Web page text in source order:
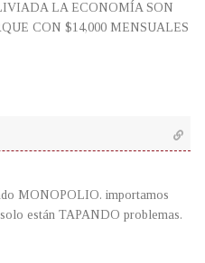
LA ECONOMÍA SON
CON $14,000 MENSUALES
MONOPOLIO. importamos
están TAPANDO problemas.